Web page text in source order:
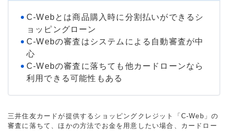
＞＞公式ページ
C-Webとは商品購入時に分割払いができるシ
ョッピングローン
C-Webの審査はシステムによる自動審査が中
心
C-Webの審査に落ちても他カードローンなら
利用できる可能性もある
三井住友カードが提供するショッピングクレジット「C-Web」の
審査に落ちて、ほかの方法でお金を用意したい場合、カードロー